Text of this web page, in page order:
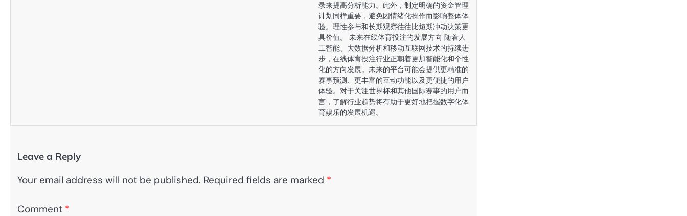
录来提高分析能力。此外，制定明确的资金管理
计划同样重要，避免因情绪化操作而影响整体体
验。理性参与和长期观察往往比短期冲动决策更
具价值。 未来在线体育投注的发展方向 随着人
工智能、大数据分析和移动互联网技术的持续进
步，在线体育投注行业正朝着更加智能化和个性
化的方向发展。未来的平台可能会提供更精准的
赛事预测、更丰富的互动功能以及更便捷的用户
体验。对于关注世界杯和其他国际赛事的用户而
言，了解行业趋势将有助于更好地把握数字化体
育娱乐的发展机遇。
Leave a Reply
Your email address will not be published. Required fields are marked *
Comment *